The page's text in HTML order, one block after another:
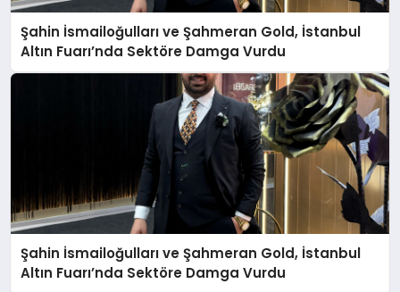
Şahin İsmailoğulları ve Şahmeran Gold, İstanbul
Altın Fuarı’nda Sektöre Damga Vurdu
Şahin İsmailoğulları ve Şahmeran Gold, İstanbul
Altın Fuarı’nda Sektöre Damga Vurdu